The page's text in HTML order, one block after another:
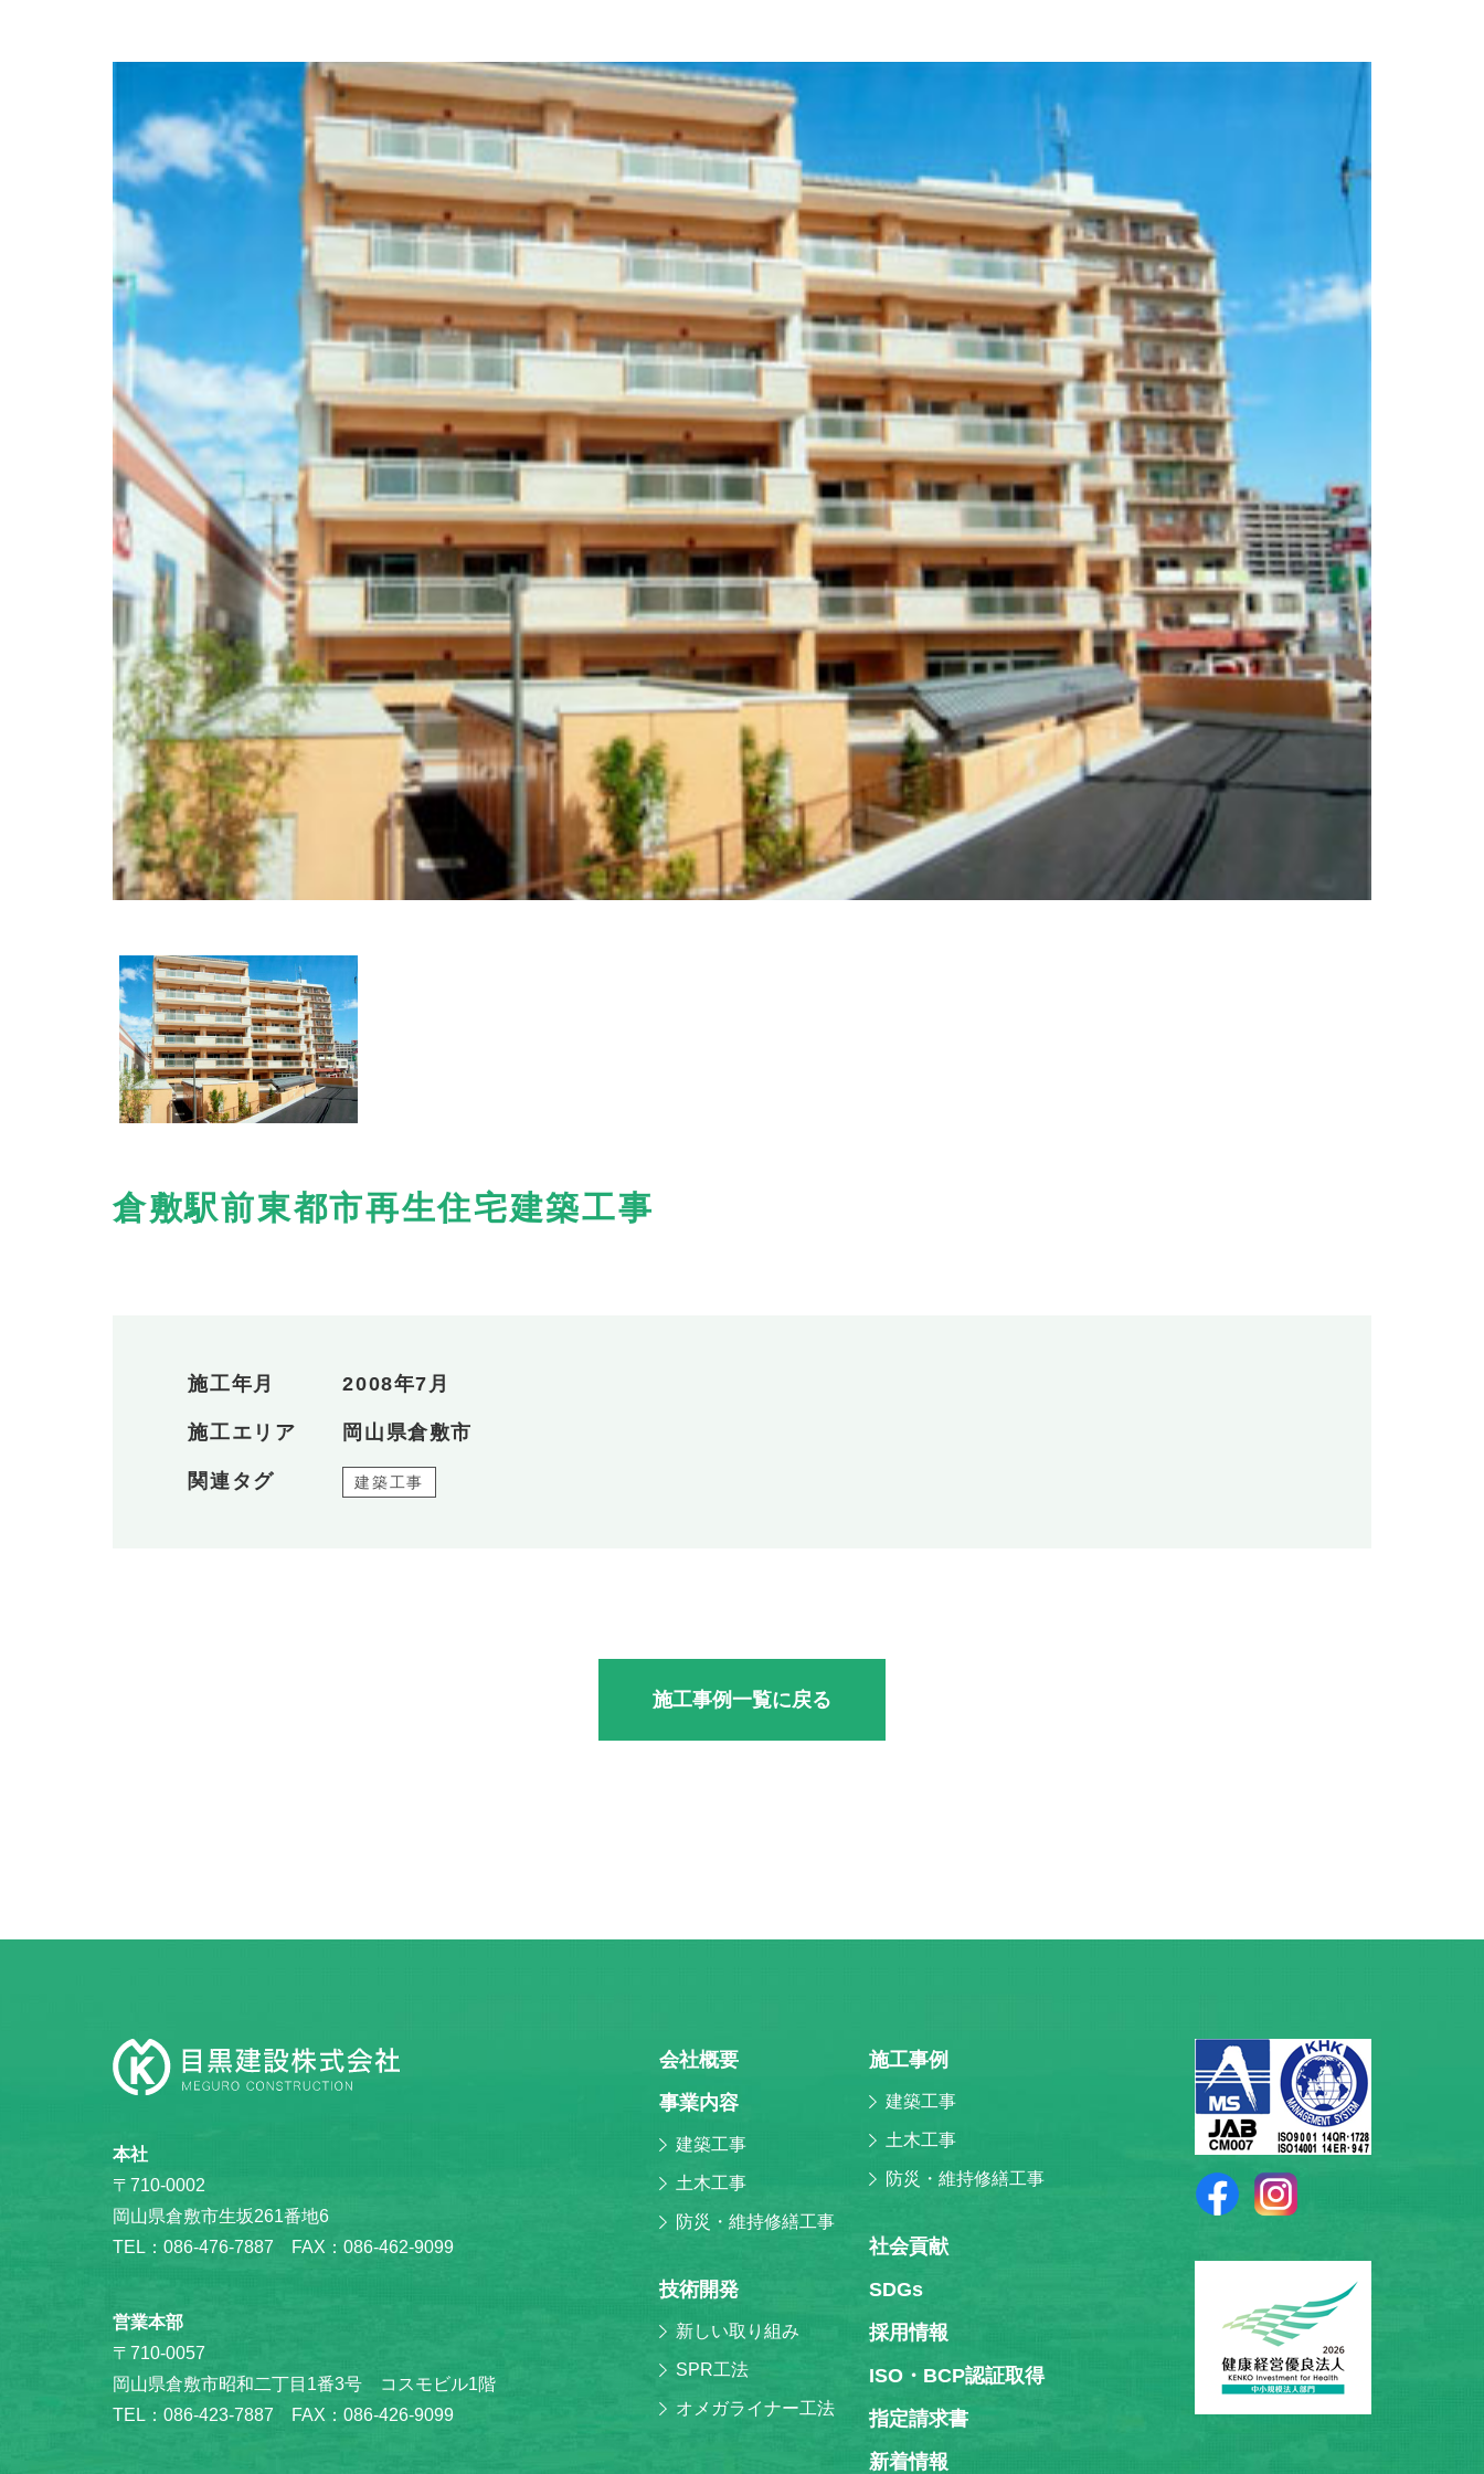
倉敷駅前東都市再生住宅建築工事
施工年月 2008年7月
施工エリア 岡山県倉敷市
関連タグ 建築工事
施工事例一覧に戻る
本社
〒710-0002
岡山県倉敷市生坂261番地6
TEL：086-476-7887 FAX：086-462-9099
営業本部
〒710-0057
岡山県倉敷市昭和二丁目1番3号 コスモビル1階
TEL：086-423-7887 FAX：086-426-9099
会社概要
事業内容
建築工事
土木工事
防災・維持修繕工事
技術開発
新しい取り組み
SPR工法
オメガライナー工法
施⼯事例
建築工事
土木工事
防災・維持修繕工事
社会貢献
SDGs
採⽤情報
ISO・BCP認証取得
指定請求書
新着情報